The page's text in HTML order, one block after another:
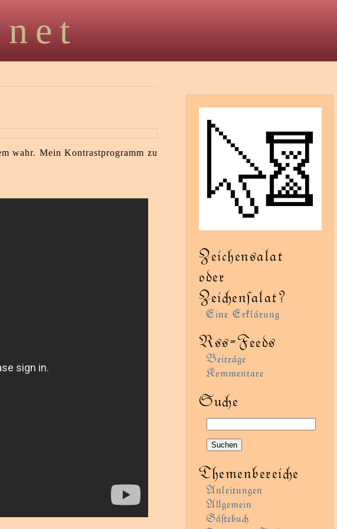
wahr. Mein Kontrastprogramm zu
Zeichensalat
oder
Zeienſalat?
Eine Erklärung
Rss-Feeds
Beiträge
Kommentare
Sue
Themenbereie
Anleitungen
Agemein
Gäﬅebu